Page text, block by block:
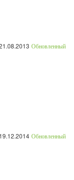
Обновленный
19.12.2014 Обновленный